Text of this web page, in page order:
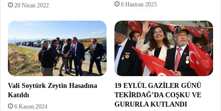
20 Nisan 2022 6 Haziran 2025
Vali Soytürk Zeytin Hasadına
Katıldı
6 Kasım 2024
19 EYLÜL GAZİLER GÜNÜ
TEKİRDAĞ’DA COŞKU VE
GURURLA KUTLANDI